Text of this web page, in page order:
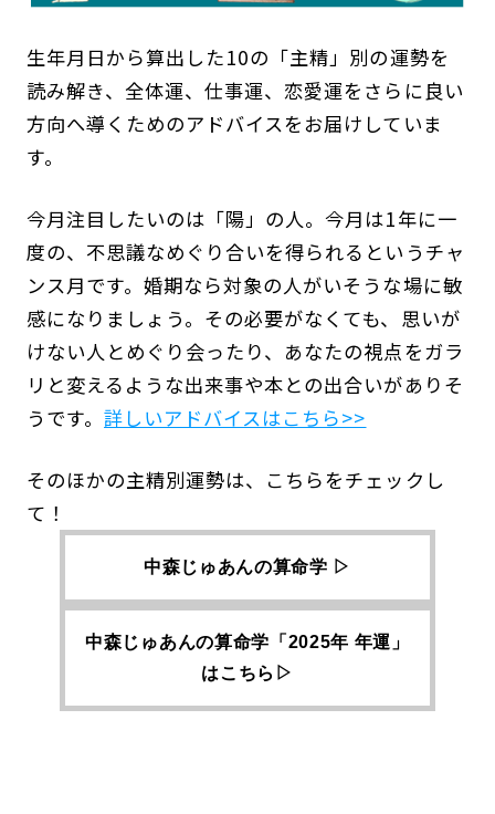
生年月日から算出した10の「主精」別の運勢を
読み解き、全体運、仕事運、恋愛運をさらに良い
方向へ導くためのアドバイスをお届けしていま
す。
今月注目したいのは「陽」の人。今月は1年に一
度の、不思議なめぐり合いを得られるというチャ
ンス月です。婚期なら対象の人がいそうな場に敏
感になりましょう。その必要がなくても、思いが
けない人とめぐり会ったり、あなたの視点をガラ
リと変えるような出来事や本との出合いがありそ
うです。詳しいアドバイスはこちら>>
そのほかの主精別運勢は、こちらをチェックし
て！
中森じゅあんの算命学 ▷
中森じゅあんの算命学「2025年 年運」
はこちら▷